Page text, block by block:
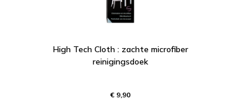
High Tech Cloth : zachte microfiber
reinigingsdoek
€ 9,90